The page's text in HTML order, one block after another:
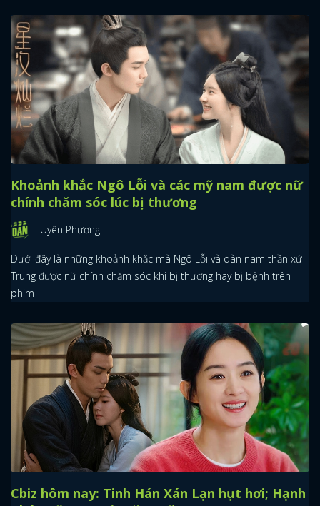
Khoảnh khắc Ngô Lỗi và các mỹ nam được nữ
chính chăm sóc lúc bị thương
Uyên Phương
Dưới đây là những khoảnh khắc mà Ngô Lỗi và dàn nam thần xứ
Trung được nữ chính chăm sóc khi bị thương hay bị bệnh trên
phim
Cbiz hôm nay: Tinh Hán Xán Lạn hụt hơi; Hạnh